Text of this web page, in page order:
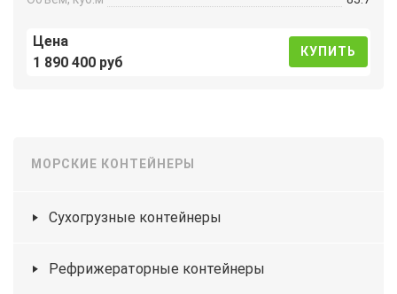
Цена
1 890 400 руб
КУПИТЬ
МОРСКИЕ КОНТЕЙНЕРЫ
Сухогрузные контейнеры
Рефрижераторные контейнеры